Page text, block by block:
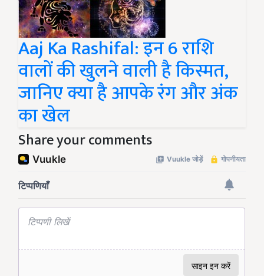
Aaj Ka Rashifal: इन 6 राशि
वालों की खुलने वाली है किस्मत,
जानिए क्या है आपके रंग और अंक
का खेल
Share your comments